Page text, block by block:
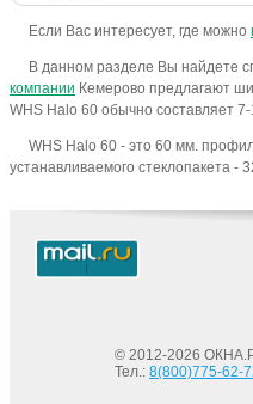
Если Вас интересует, где можно
В данном разделе Вы найдете
компании Кемерово предлагают
WHS Halo 60 обычно составляет
WHS Halo 60 - это 60 мм.
устанавливаемого стеклопакета -
© 2012-2026
Тел.: 8(800)775-62-